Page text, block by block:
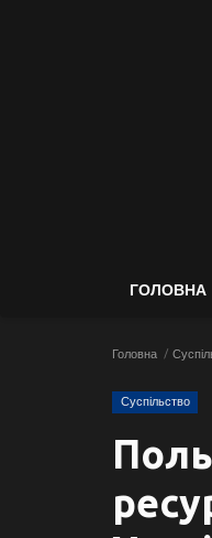
ГОЛОВНА
Головна
Суспільство